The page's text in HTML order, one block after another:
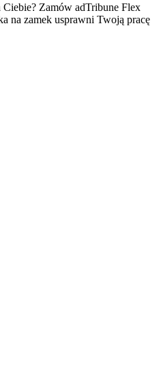
Zamów adTribune Flex
na zamek usprawni Twoją pracę